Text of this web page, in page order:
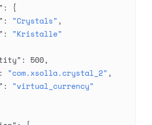
: {
: "Crystals" ,
: "Kristalle"
: 500,
: "com.xsolla.crystal_2" ,
: "virtual_currency"